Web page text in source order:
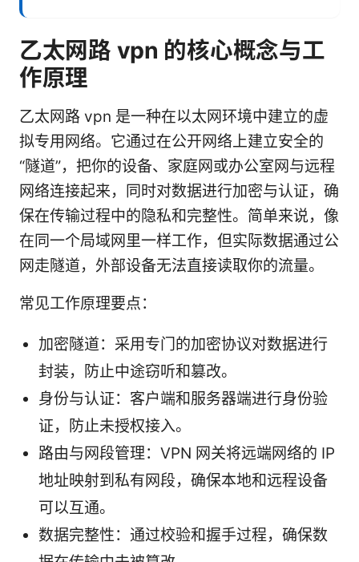
乙太网路 vpn 的核心概念与工
作原理
乙太网路 vpn 是一种在以太网环境中建立的虚
拟专用网络。它通过在公开网络上建立安全的
“隧道”，把你的设备、家庭网或办公室网与远程
网络连接起来，同时对数据进行加密与认证，确
保在传输过程中的隐私和完整性。简单来说，像
在同一个局域网里一样工作，但实际数据通过公
网走隧道，外部设备无法直接读取你的流量。
常见工作原理要点：
加密隧道：采用专门的加密协议对数据进行
封装，防止中途窃听和篡改。
身份与认证：客户端和服务器端进行身份验
证，防止未授权接入。
路由与网段管理：VPN 网关将远端网络的 IP
地址映射到私有网段，确保本地和远程设备
可以互通。
数据完整性：通过校验和握手过程，确保数